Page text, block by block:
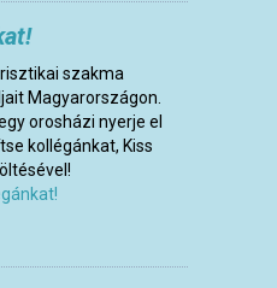
szakma
Magyarországon.
orosházi nyerje el
kollégánkat, Kiss